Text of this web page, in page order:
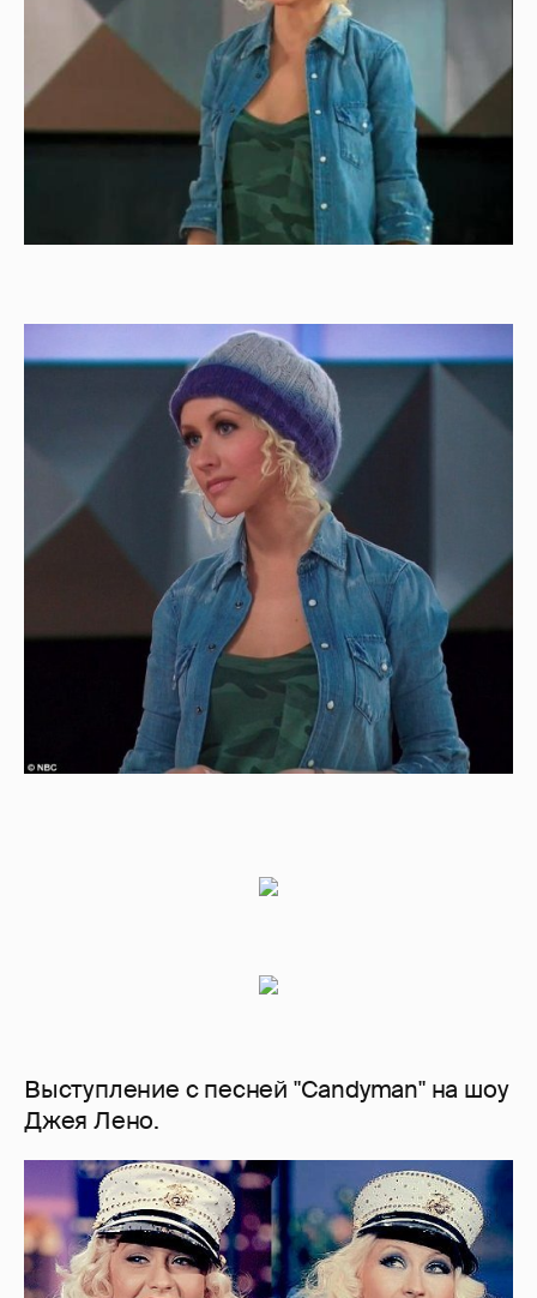
Выступление с песней "Candyman" на шоу
Джея Лено.